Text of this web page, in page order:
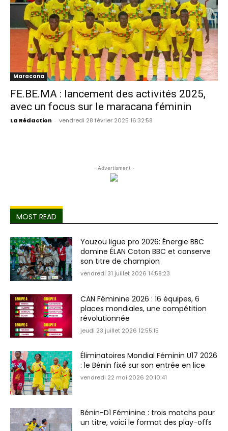
Maracana
FE.BE.MA : lancement des activités 2025,
avec un focus sur le maracana féminin
La Rédaction - vendredi 28 février 2025 16:32:58
- Advertisment -
MOST READ
Youzou ligue pro 2026: Énergie BBC
domine ÉLAN Coton BBC et conserve
son titre de champion
vendredi 31 juillet 2026 14:58:23
CAN Féminine 2026 : 16 équipes, 6
places mondiales, une compétition
révolutionnée
jeudi 23 juillet 2026 12:55:15
Éliminatoires Mondial Féminin U17 2026
: le Bénin fixé sur son entrée en lice
vendredi 22 mai 2026 20:10:41
Bénin-D1 Féminine : trois matchs pour
un titre, voici le format des play-offs